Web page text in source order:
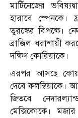
মার্টিনেজের
হারাবে স্পেনকে।
তুরস্কের বিপক্ষে।
ব্রাজিল ধরাশায়ী
দক্ষিণ কোরিয়াকে।
এরপর আসছে
দেবে কলম্বিয়াকে।
জিতবে
মেক্সিকোকে।